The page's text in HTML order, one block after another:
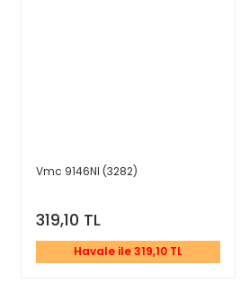
Vmc 9146NI (3282)
319,10 TL
Havale ile 319,10 TL